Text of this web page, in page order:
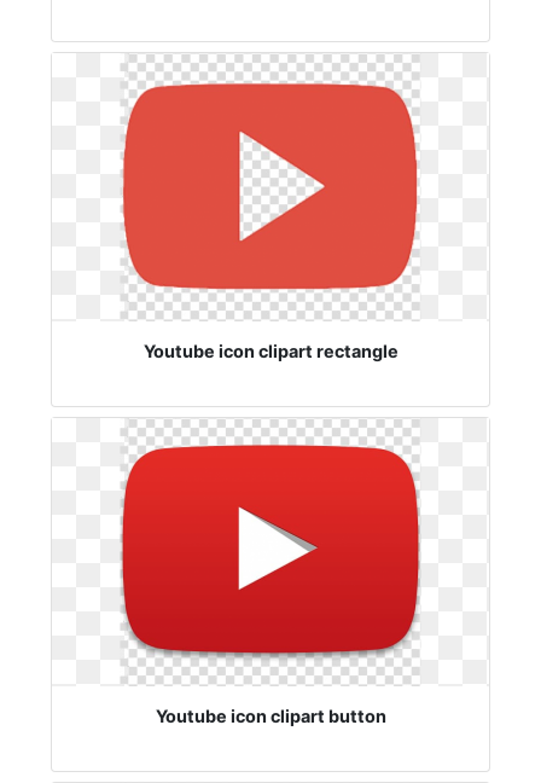
Youtube icon clipart rectangle
Youtube icon clipart button